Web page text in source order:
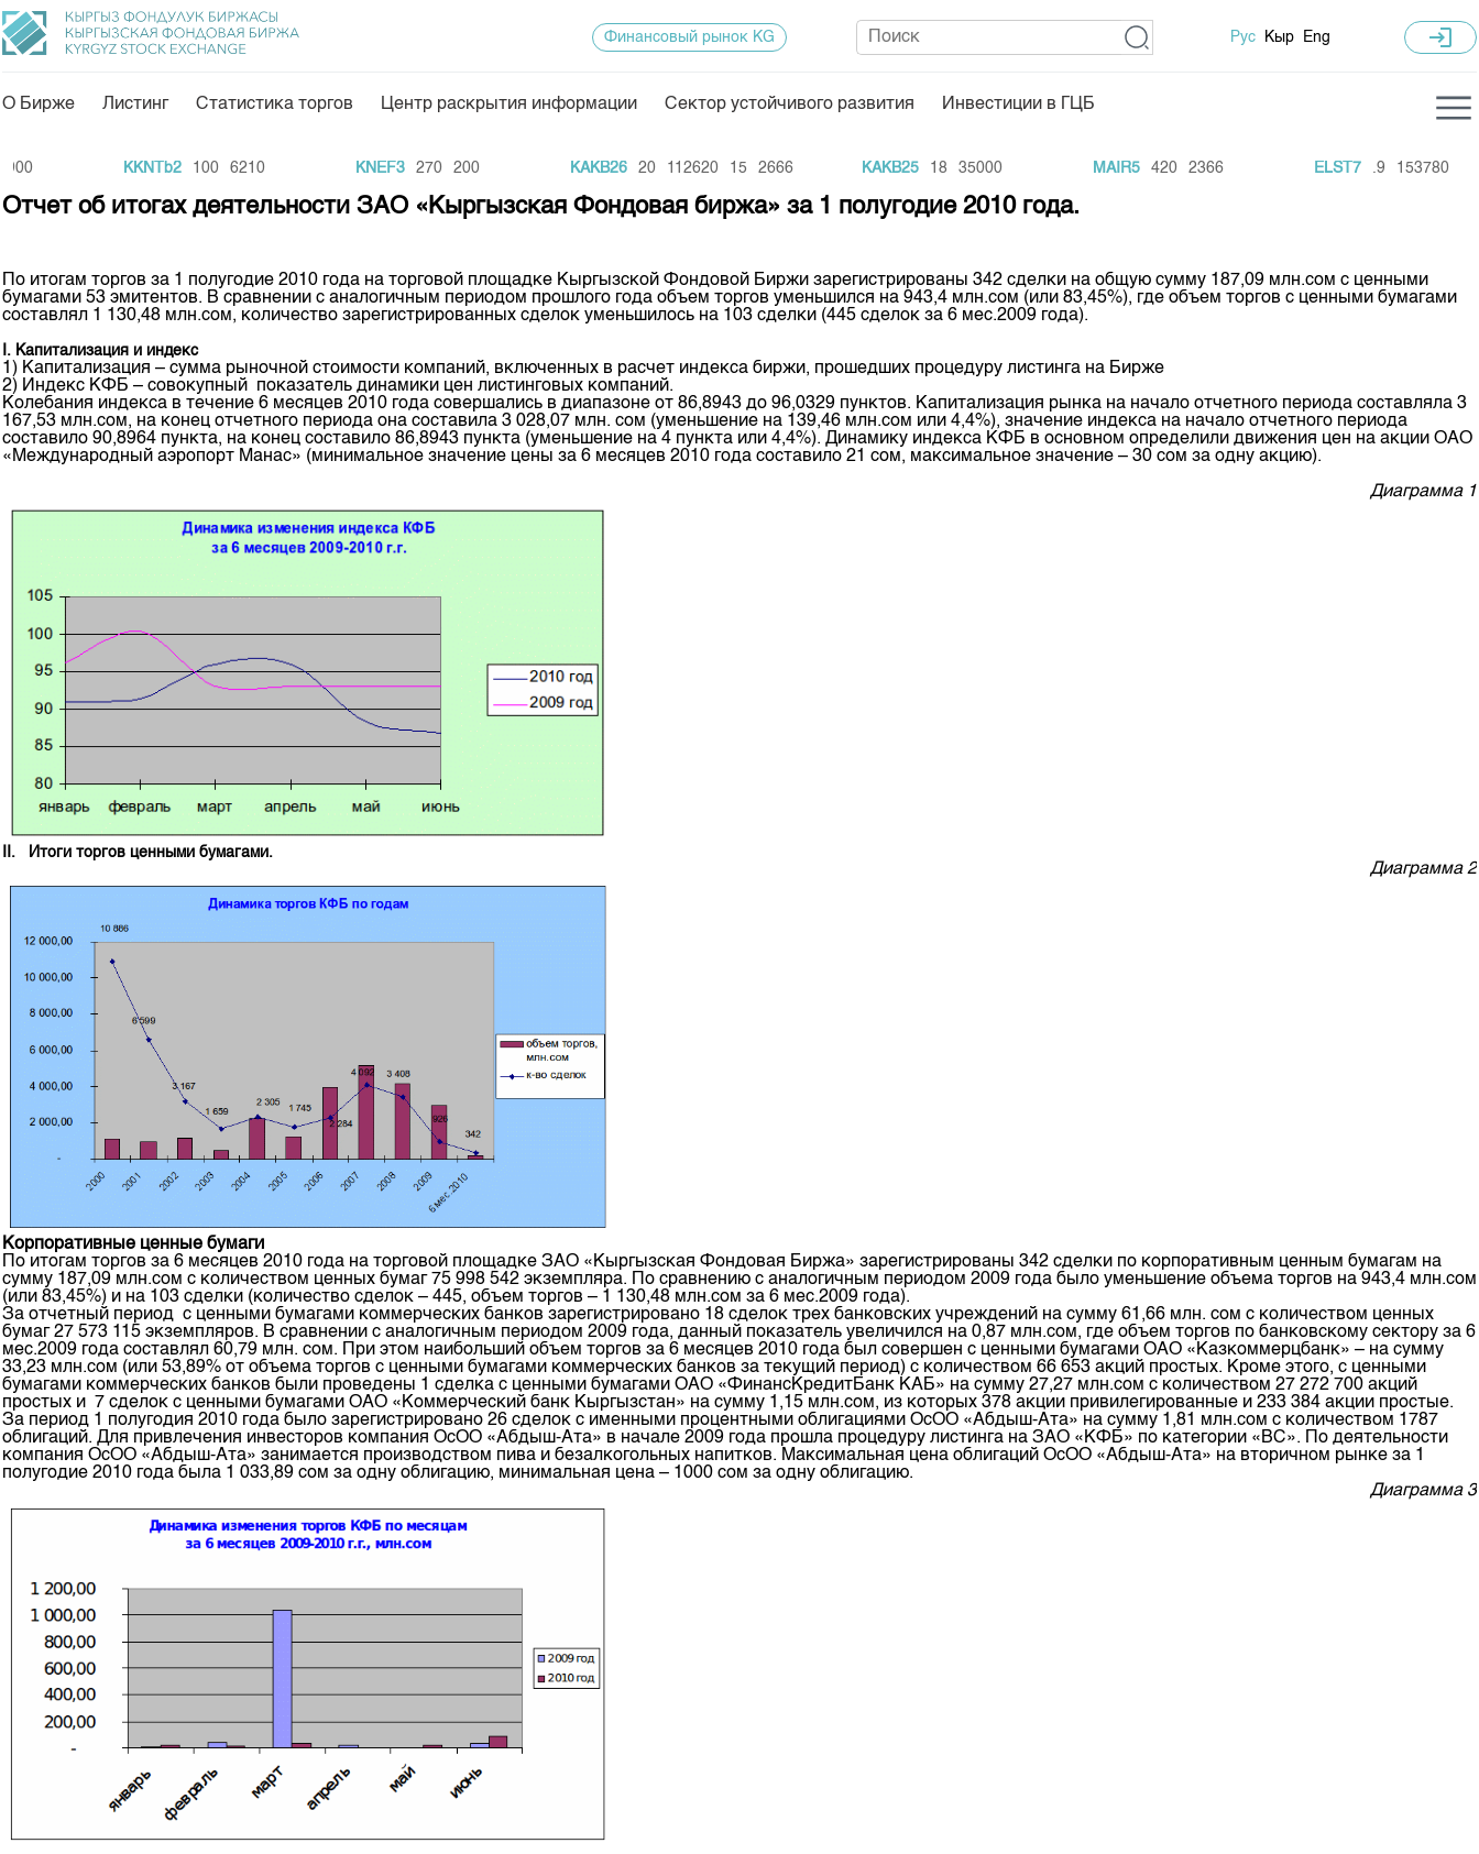
Общая информация
Руководство
Внутренний аудитор
Комитеты
Участники торгов
Наши партнеры
Cтратегия развития
Корпоративные документы
Контакты
Товарно-сырьевой сектор
Центр раскрытия информации
Тарифы
Финансовый рынок KG
Пресс-клуб
25 лет ЗАО КФБ
Биржевая деятельность
Центр раскрытия информации
Итоги последних торгов
Индекс и Капитализация
Котировки по ЦБ
Расписание аукционов по ГЦБ
Результаты аукционов ГЦБ
Объем ГЦБ в обращении
Финансовый рынок KG Рус Кыр Eng login
О Бирже Листинг Статистика торгов Центр раскрытия информации Сектор устойчивого развития Инвестиции в ГЦБ
100 6210 270 200 20 112620 15 2666 18 35000 420 2366 .9 153780
Отчет об итогах деятельности ЗАО «Кыргызская Фондовая биржа» за 1 полугодие 2010 года.
По итогам торгов за 1 полугодие 2010 года на торговой площадке Кыргызской Фондовой Биржи зарегистрированы 342 сделки на общую сумму 187,09 млн.сом с ценными
бумагами 53 эмитентов. В сравнении с аналогичным периодом прошлого года объем торгов уменьшился на 943,4 млн.сом (или 83,45%), где объем торгов с ценными бумагами
составлял 1 130,48 млн.сом, количество зарегистрированных сделок уменьшилось на 103 сделки (445 сделок за 6 мес.2009 года).
I. Капитализация и индекс
1) Капитализация – сумма рыночной стоимости компаний, включенных в расчет индекса биржи, прошедших процедуру листинга на Бирже
2) Индекс КФБ – совокупный показатель динамики цен листинговых компаний.
Колебания индекса в течение 6 месяцев 2010 года совершались в диапазоне от 86,8943 до 96,0329 пунктов. Капитализация рынка на начало отчетного периода составляла 3
167,53 млн.сом, на конец отчетного периода она составила 3 028,07 млн. сом (уменьшение на 139,46 млн.сом или 4,4%), значение индекса на начало отчетного периода
составило 90,8964 пункта, на конец составило 86,8943 пункта (уменьшение на 4 пункта или 4,4%). Динамику индекса КФБ в основном определили движения цен на акции ОАО
«Международный аэропорт Манас» (минимальное значение цены за 6 месяцев 2010 года составило 21 сом, максимальное значение – 30 сом за одну акцию).
Диаграмма 1
II. Итоги торгов ценными бумагами.
Диаграмма 2
Корпоративные ценные бумаги
По итогам торгов за 6 месяцев 2010 года на торговой площадке ЗАО «Кыргызская Фондовая Биржа» зарегистрированы 342 сделки по корпоративным ценным бумагам на
сумму 187,09 млн.сом с количеством ценных бумаг 75 998 542 экземпляра. По сравнению с аналогичным периодом 2009 года было уменьшение объема торгов на 943,4 млн.сом
(или 83,45%) и на 103 сделки (количество сделок – 445, объем торгов – 1 130,48 млн.сом за 6 мес.2009 года).
За отчетный период с ценными бумагами коммерческих банков зарегистрировано 18 сделок трех банковских учреждений на сумму 61,66 млн. сом с количеством ценных
бумаг 27 573 115 экземпляров. В сравнении с аналогичным периодом 2009 года, данный показатель увеличился на 0,87 млн.сом, где объем торгов по банковскому сектору за 6
мес.2009 года составлял 60,79 млн. сом. При этом наибольший объем торгов за 6 месяцев 2010 года был совершен с ценными бумагами ОАО «Казкоммерцбанк» – на сумму
33,23 млн.сом (или 53,89% от объема торгов с ценными бумагами коммерческих банков за текущий период) с количеством 66 653 акций простых. Кроме этого, с ценными
бумагами коммерческих банков были проведены 1 сделка с ценными бумагами ОАО «ФинансКредитБанк КАБ» на сумму 27,27 млн.сом с количеством 27 272 700 акций
простых и 7 сделок с ценными бумагами ОАО «Коммерческий банк Кыргызстан» на сумму 1,15 млн.сом, из которых 378 акции привилегированные и 233 384 акции простые.
За период 1 полугодия 2010 года было зарегистрировано 26 сделок с именными процентными облигациями ОсОО «Абдыш-Ата» на сумму 1,81 млн.сом с количеством 1787
облигаций. Для привлечения инвесторов компания ОсОО «Абдыш-Ата» в начале 2009 года прошла процедуру листинга на ЗАО «КФБ» по категории «ВС». По деятельности
компания ОсОО «Абдыш-Ата» занимается производством пива и безалкогольных напитков. Максимальная цена облигаций ОсОО «Абдыш-Ата» на вторичном рынке за 1
полугодие 2010 года была 1 033,89 сом за одну облигацию, минимальная цена – 1000 сом за одну облигацию.
Диаграмма 3